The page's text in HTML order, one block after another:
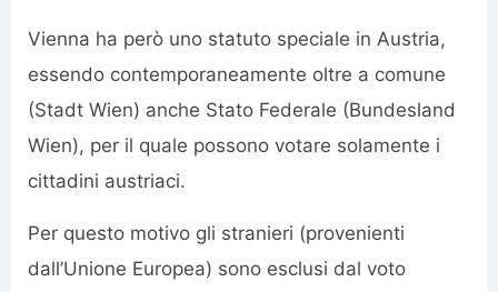
Vienna ha però uno statuto speciale in Austria,
essendo contemporaneamente oltre a comune
(Stadt Wien) anche Stato Federale (Bundesland
Wien), per il quale possono votare solamente i
cittadini austriaci.
Per questo motivo gli stranieri (provenienti
dall’Unione Europea) sono esclusi dal voto